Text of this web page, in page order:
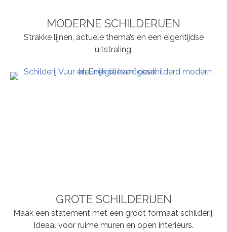
MODERNE SCHILDERIJEN
Strakke lijnen, actuele thema’s en een eigentijdse
uitstraling.
GROTE SCHILDERIJEN
Maak een statement met een groot formaat schilderij.
Ideaal voor ruime muren en open interieurs.